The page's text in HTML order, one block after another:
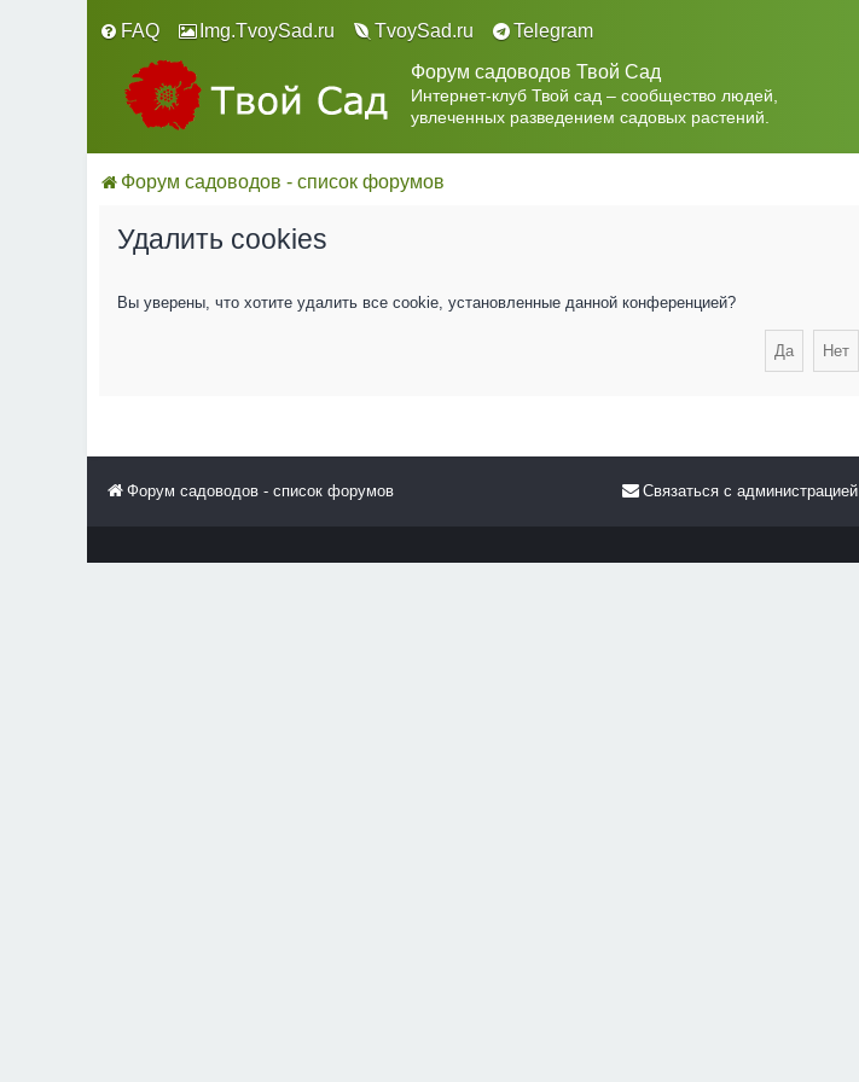
FAQ Img.TvoySad.ru TvoySad.ru
Telegram
Форум садоводов Твой Сад
Интернет-клуб Твой сад – сообщество людей,
увлеченных разведением садовых растений.
Форум садоводов - список форумов
Удалить cookies
Вы уверены, что хотите удалить все cookie, установленные данной конференцией?
Форум садоводов - список форумов Связаться с администрацией